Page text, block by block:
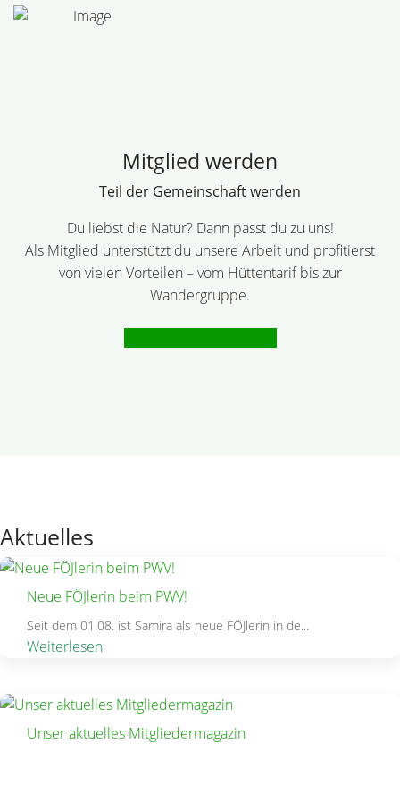
Mitglied werden
Teil der Gemeinschaft werden
Du liebst die Natur? Dann passt du zu uns!
Als Mitglied unterstützt du unsere Arbeit und profitierst
von vielen Vorteilen – vom Hüttentarif bis zur
Wandergruppe.
Aktuelles
Neue FÖJlerin beim PWV!
Seit dem 01.08. ist Samira als neue FÖJlerin in de...
Weiterlesen
Unser aktuelles Mitgliedermagazin